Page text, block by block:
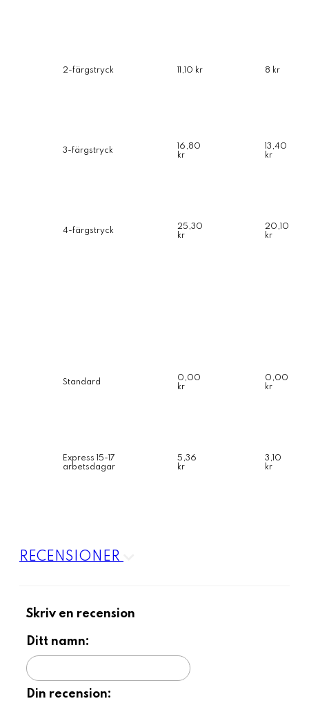
2-färgstryck 11,10 kr 8 kr
3-färgstryck
16,80
kr
13,40
kr
4-färgstryck
25,30
kr
20,10
kr
Standard
0,00
kr
0,00
kr
Express 15-17
arbetsdagar
5,36
kr
3,10
kr
RECENSIONER
Skriv en recension
Ditt namn:
Din recension: